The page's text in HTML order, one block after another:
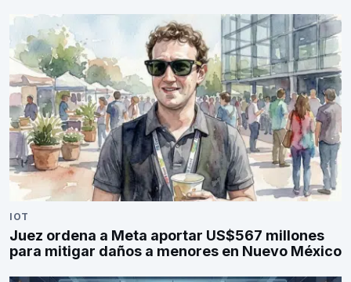
IOT
Juez ordena a Meta aportar US$567 millones
para mitigar daños a menores en Nuevo México